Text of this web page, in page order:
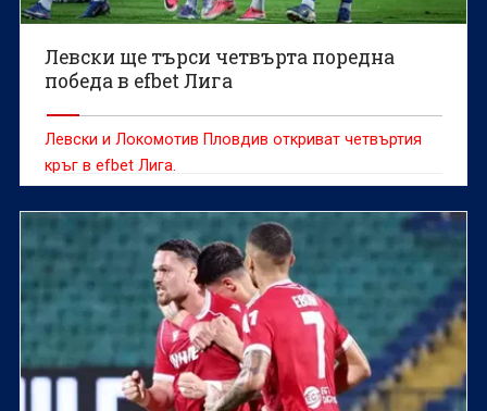
Левски ще търси четвърта поредна
победа в efbet Лига
Левски и Локомотив Пловдив откриват четвъртия
кръг в efbet Лига.